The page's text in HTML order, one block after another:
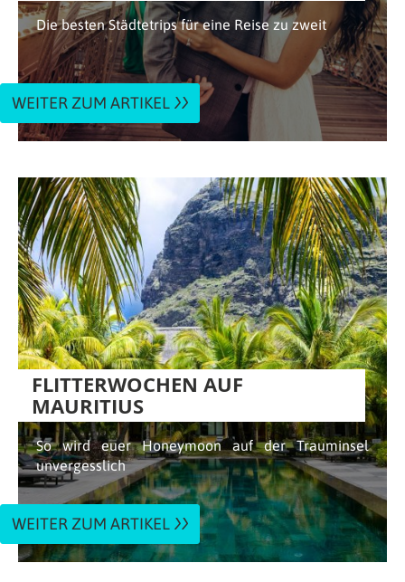
Die besten Städtetrips für eine Reise zu zweit
WEITER ZUM ARTIKEL
FLITTERWOCHEN AUF
MAURITIUS
So wird euer Honeymoon auf der Trauminsel
unvergesslich
WEITER ZUM ARTIKEL